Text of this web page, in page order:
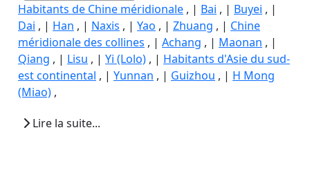
Habitants de Chine méridionale , | Bai , | Buyei , |
Dai , | Han , | Naxis , | Yao , | Zhuang , | Chine
méridionale des collines , | Achang , | Maonan , |
Qiang , | Lisu , | Yi (Lolo) , | Habitants d'Asie du sud-
est continental , | Yunnan , | Guizhou , | H Mong
(Miao) ,
Lire la suite...